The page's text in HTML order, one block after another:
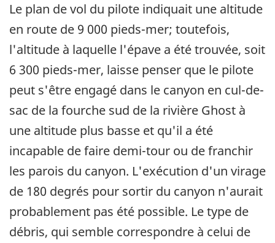
Le plan de vol du pilote indiquait une altitude
en route de 9 000 pieds-mer; toutefois,
l'altitude à laquelle l'épave a été trouvée, soit
6 300 pieds-mer, laisse penser que le pilote
peut s'être engagé dans le canyon en cul-de-
sac de la fourche sud de la rivière Ghost à
une altitude plus basse et qu'il a été
incapable de faire demi-tour ou de franchir
les parois du canyon. L'exécution d'un virage
de 180 degrés pour sortir du canyon n'aurait
probablement pas été possible. Le type de
débris, qui semble correspondre à celui de